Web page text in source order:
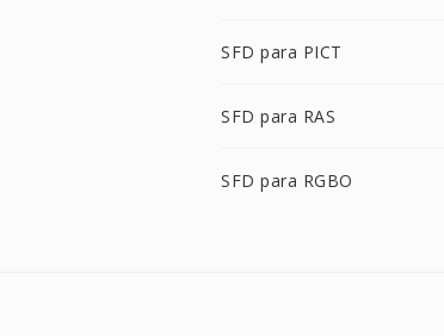
SFD para PICT
SFD para RAS
SFD para RGBO